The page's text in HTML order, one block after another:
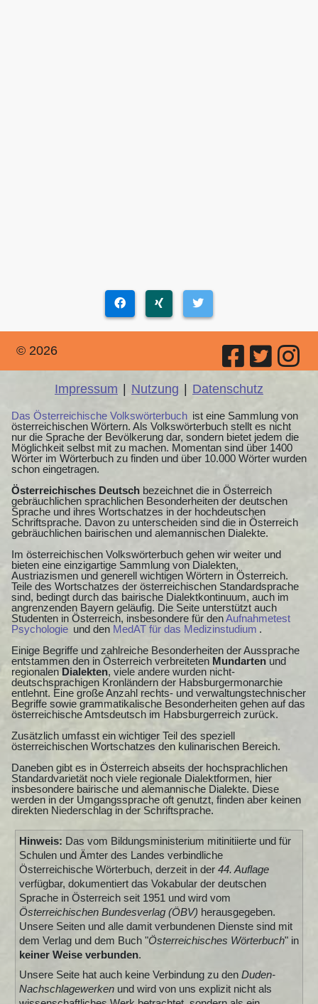
© 2026
Impressum | Nutzung | Datenschutz
Das Österreichische Volkswörterbuch ist eine Sammlung von
österreichischen Wörtern. Als Volkswörterbuch stellt es nicht
nur die Sprache der Bevölkerung dar, sondern bietet jedem die
Möglichkeit selbst mit zu machen. Momentan sind über 1400
Wörter im Wörterbuch zu finden und über 10.000 Wörter wurden
schon eingetragen.
Österreichisches Deutsch bezeichnet die in Österreich
gebräuchlichen sprachlichen Besonderheiten der deutschen
Sprache und ihres Wortschatzes in der hochdeutschen
Schriftsprache. Davon zu unterscheiden sind die in Österreich
gebräuchlichen bairischen und alemannischen Dialekte.
Im österreichischen Volkswörterbuch gehen wir weiter und
bieten eine einzigartige Sammlung von Dialekten,
Austriazismen und generell wichtigen Wörtern in Österreich.
Teile des Wortschatzes der österreichischen Standardsprache
sind, bedingt durch das bairische Dialektkontinuum, auch im
angrenzenden Bayern geläufig. Die Seite unterstützt auch
Studenten in Österreich, insbesondere für denAufnahmetest
Psychologie und den MedAT für das Medizinstudium .
Einige Begriffe und zahlreiche Besonderheiten der Aussprache
entstammen den in Österreich verbreiteten Mundarten und
regionalen Dialekten, viele andere wurden nicht-
deutschsprachigen Kronländern der Habsburgermonarchie
entlehnt. Eine große Anzahl rechts- und verwaltungstechnischer
Begriffe sowie grammatikalische Besonderheiten gehen auf das
österreichische Amtsdeutsch im Habsburgerreich zurück.
Zusätzlich umfasst ein wichtiger Teil des speziell
österreichischen Wortschatzes den kulinarischen Bereich.
Daneben gibt es in Österreich abseits der hochsprachlichen
Standardvarietät noch viele regionale Dialektformen, hier
insbesondere bairische und alemannische Dialekte. Diese
werden in der Umgangssprache oft genutzt, finden aber keinen
direkten Niederschlag in der Schriftsprache.
Hinweis: Das vom Bildungsministerium mitinitiierte und für
Schulen und Ämter des Landes verbindliche
Österreichische Wörterbuch, derzeit in der 44. Auflage
verfügbar, dokumentiert das Vokabular der deutschen
Sprache in Österreich seit 1951 und wird vom
Österreichischen Bundesverlag (ÖBV) herausgegeben.
Unsere Seiten und alle damit verbundenen Dienste sind mit
dem Verlag und dem Buch "Österreichisches Wörterbuch" in
keiner Weise verbunden.
Unsere Seite hat auch keine Verbindung zu den Duden-
Nachschlagewerkenund wird von uns explizit nicht als